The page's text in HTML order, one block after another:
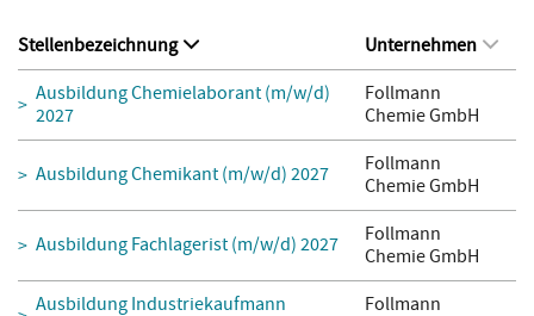
Stellenbezeichnung
Unternehmen
Ausbildung Chemielaborant (m/w/d)
2027
Follmann
Chemie GmbH
Ausbildung Chemikant (m/w/d) 2027
Follmann
Chemie GmbH
Ausbildung Fachlagerist (m/w/d) 2027
Follmann
Chemie GmbH
Ausbildung Industriekaufmann
Follmann